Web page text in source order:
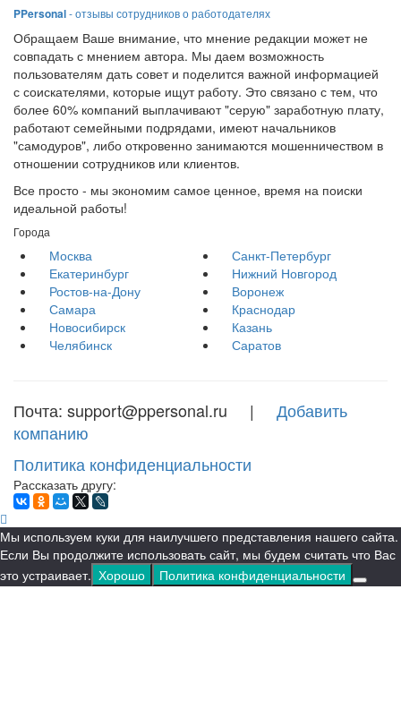
PPersonal- отзывы сотрудников о работодателях
Обращаем Ваше внимание, что мнение редакции может не
совпадать с мнением автора. Мы даем возможность
пользователям дать совет и поделится важной информацией
с соискателями, которые ищут работу. Это связано с тем, что
более 60% компаний выплачивают "серую" заработную плату,
работают семейными подрядами, имеют начальников
"самодуров", либо откровенно занимаются мошенничеством в
отношении сотрудников или клиентов.
Все просто - мы экономим самое ценное, время на поиски
идеальной работы!
Города
Москва
Санкт-Петербург
Екатеринбург
Нижний Новгород
Ростов-на-Дону
Воронеж
Самара
Краснодар
Новосибирск
Казань
Челябинск
Саратов
Почта: support@ppersonal.ru | Добавить
компанию
Политика конфиденциальности
Рассказать другу:
Мы используем куки для наилучшего представления нашего сайта.
Если Вы продолжите использовать сайт, мы будем считать что Вас
это устраивает. Хорошо Политика конфиденциальности